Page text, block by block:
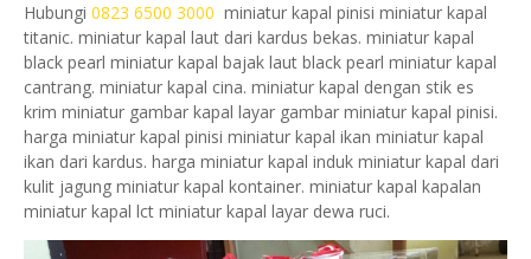
Hubungi 0823 6500 3000 miniatur kapal pinisi miniatur kapal
titanic. miniatur kapal laut dari kardus bekas. miniatur kapal
black pearl miniatur kapal bajak laut black pearl miniatur kapal
cantrang. miniatur kapal cina. miniatur kapal dengan stik es
krim miniatur gambar kapal layar gambar miniatur kapal pinisi.
harga miniatur kapal pinisi miniatur kapal ikan miniatur kapal
ikan dari kardus. harga miniatur kapal induk miniatur kapal dari
kulit jagung miniatur kapal kontainer. miniatur kapal kapalan
miniatur kapal lct miniatur kapal layar dewa ruci.